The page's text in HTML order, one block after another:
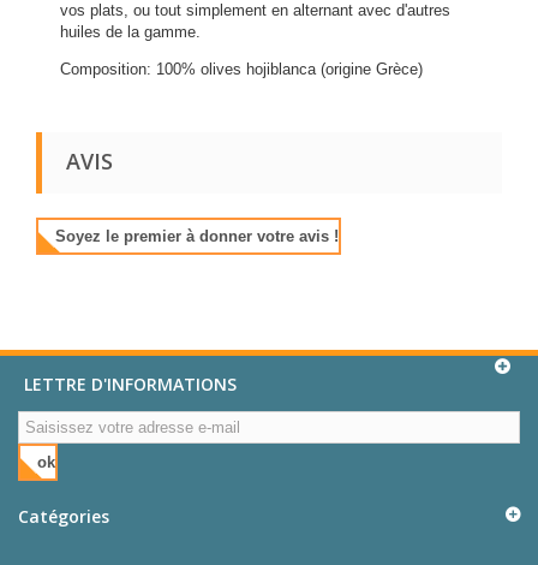
vos plats, ou tout simplement en alternant avec d'autres
huiles de la gamme.
Composition: 100% olives hojiblanca (origine Grèce)
AVIS
Soyez le premier à donner votre avis !
LETTRE D'INFORMATIONS
ok
Catégories